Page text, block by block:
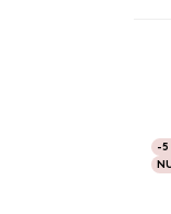
-5